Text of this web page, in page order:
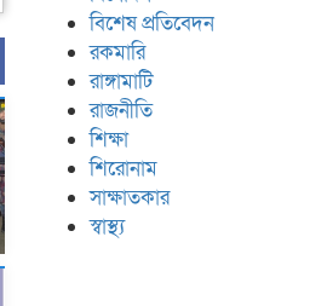
বিশেষ প্রতিবেদন
রকমারি
রাঙ্গামাটি
রাজনীতি
শিক্ষা
শিরোনাম
সাক্ষাতকার
স্বাস্থ্য